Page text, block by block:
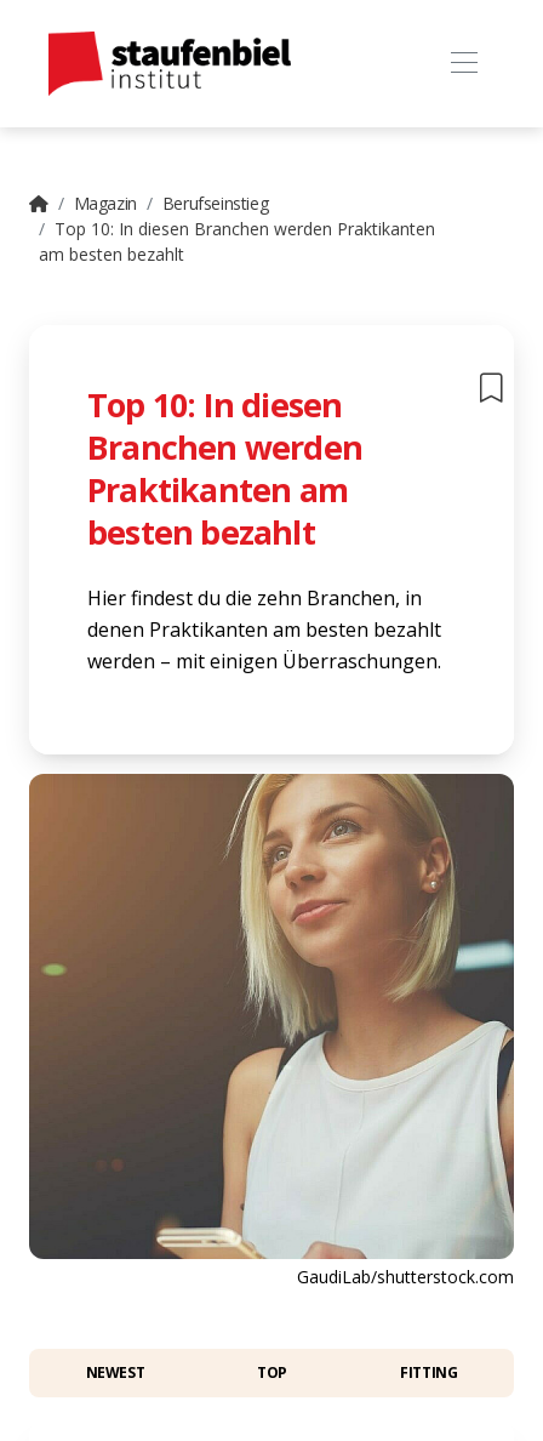
Magazin
Berufseinstieg
Top 10: In diesen Branchen werden Praktikanten
am besten bezahlt
Top 10: In diesen
Branchen werden
Praktikanten am
besten bezahlt
Hier findest du die zehn Branchen, in
denen Praktikanten am besten bezahlt
werden – mit einigen Überraschungen.
GaudiLab/shutterstock.com
NEWEST TOP FITTING